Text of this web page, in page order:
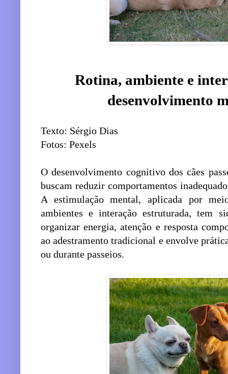
Rotina, ambiente e
desenvolvimento
Texto: Sérgio Dias
Fotos: Pexels
O desenvolvimento cognitivo dos cães
buscam reduzir comportamentos
A estimulação mental, aplicada por
ambientes e interação estruturada, tem
organizar energia, atenção e resposta
ao adestramento tradicional e envolve
ou durante passeios.